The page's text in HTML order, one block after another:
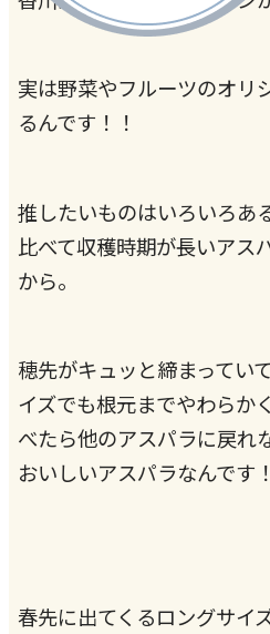
実は野菜やフルーツのオリ
るんです！！
推したいものはいろいろあ
比べて収穫時期が長いアス
から。
穂先がキュッと締まってい
イズでも根元までやわらか
べたら他のアスパラに戻れ
おいしいアスパラなんです
春先に出てくるロングサイ